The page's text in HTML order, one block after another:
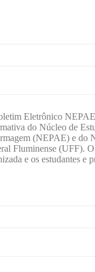
Eletrônico
do Núcleo de
(NEPAE) e do
Fluminense (UFF).
e os estudantes e